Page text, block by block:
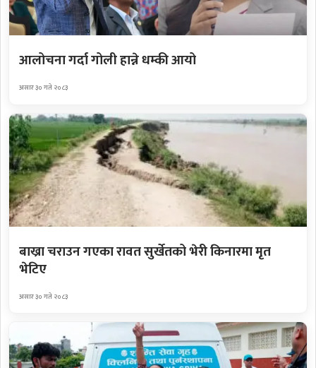
आलोचना गर्दा गोली हान्ने धम्की आयो
असार ३० गते २०८३
बाख्रा चराउन गएका रावत सुर्खेतको भेरी किनारमा मृत
भेटिए
असार ३० गते २०८३